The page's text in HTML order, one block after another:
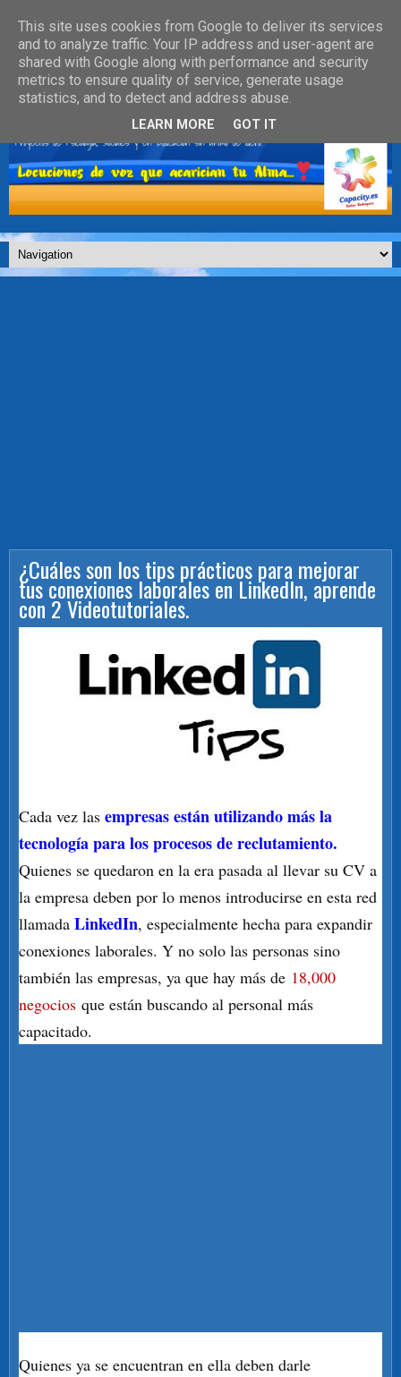
¿Cuáles son los tips prácticos para mejorar
tus conexiones laborales en LinkedIn, aprende
con 2 Videotutoriales.
Cada vez las empresas están utilizando más la
tecnología para los procesos de reclutamiento.
Quienes se quedaron en la era pasada al llevar su CV a
la empresa deben por lo menos introducirse en esta red
llamada LinkedIn, especialmente hecha para expandir
conexiones laborales. Y no solo las personas sino
también las empresas, ya que hay más de 18,000
negocios que están buscando al personal más
capacitado.
Quienes ya se encuentran en ella deben darle
This site uses cookies from Google to deliver its services
and to analyze traffic. Your IP address and user-agent are
shared with Google along with performance and security
metrics to ensure quality of service, generate usage
statistics, and to detect and address abuse.
LEARN MORE GOT IT